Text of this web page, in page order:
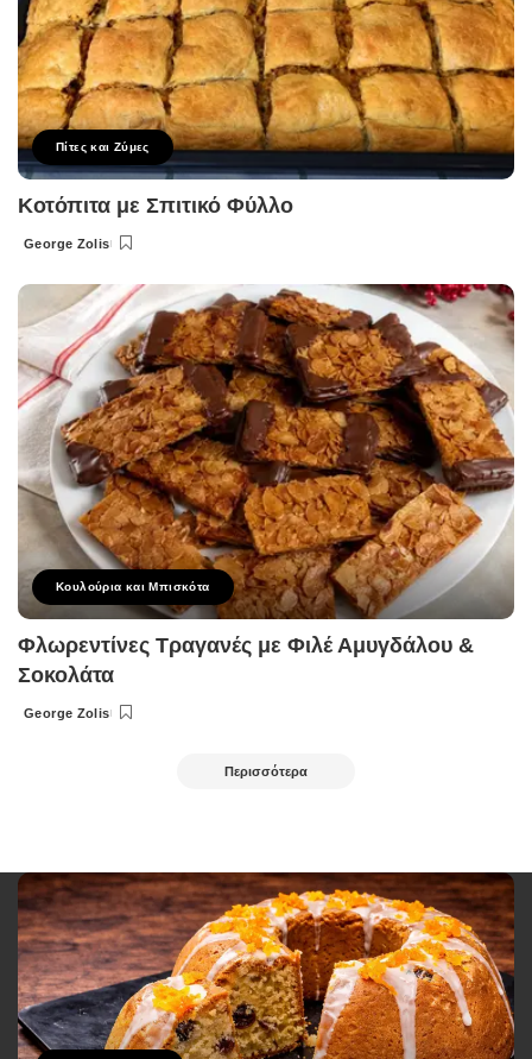
Πίτες και Ζύμες
Κοτόπιτα με Σπιτικό Φύλλο
Posted
George Zolis
Κουλούρια και Μπισκότα
Φλωρεντίνες Τραγανές με Φιλέ Αμυγδάλου &
Σοκολάτα
Posted
George Zolis
Περισσότερα